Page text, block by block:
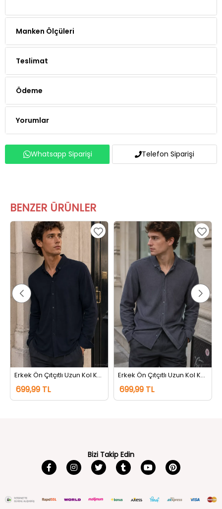
Manken Ölçüleri
Teslimat
Ödeme
Yorumlar
Whatsapp Siparişi Telefon Siparişi
BENZER ÜRÜNLER
Erkek Ön Çıtçıtlı Uzun Kol Kendinden Desenli Gömlek Lacivert
699,99 TL
Erkek Ön Çıtçıtlı Uzun Kol Kendinden Desenli Gömlek Gri
699,99 TL
Bizi Takip Edin